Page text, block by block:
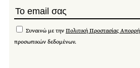
Συναινώ με την Πολιτική Προστασίας
προσωπικών δεδομένων.